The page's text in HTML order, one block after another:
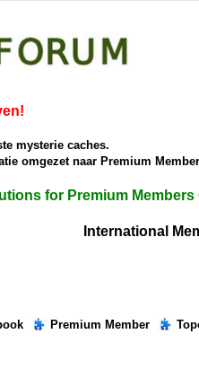
mysterie caches.
omgezet naar Premium
for Premium Members
International
Premium Member